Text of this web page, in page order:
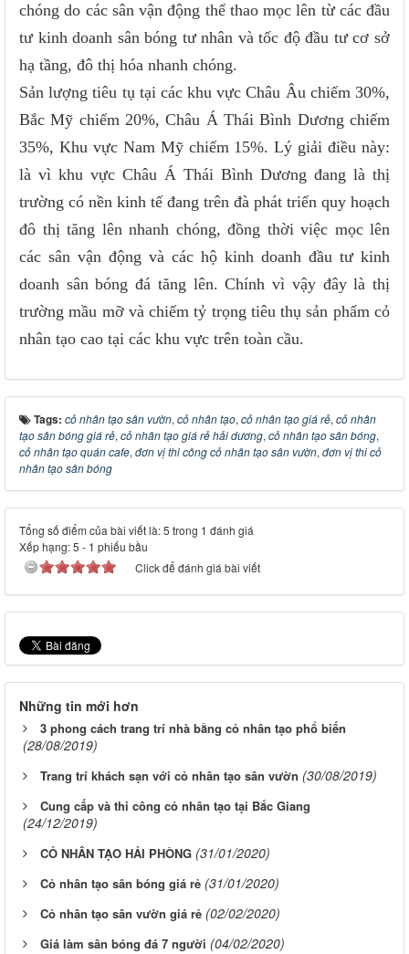
chóng do các sân vận động thể thao mọc lên từ các đầu
tư kinh doanh sân bóng tư nhân và tốc độ đầu tư cơ sở
hạ tầng, đô thị hóa nhanh chóng.
Sản lượng tiêu tụ tại các khu vực Châu Âu chiếm 30%,
Bắc Mỹ chiếm 20%, Châu Á Thái Bình Dương chiếm
35%, Khu vực Nam Mỹ chiếm 15%. Lý giải điều này:
là vì khu vực Châu Á Thái Bình Dương đang là thị
trường có nền kinh tế đang trên đà phát triển quy hoạch
đô thị tăng lên nhanh chóng, đồng thời việc mọc lên
các sân vận động và các hộ kinh doanh đầu tư kinh
doanh sân bóng đá tăng lên. Chính vì vậy đây là thị
trường mầu mỡ và chiếm tỷ trọng tiêu thụ sản phẩm cỏ
nhân tạo cao tại các khu vực trên toàn cầu.
Tags: cỏ nhân tạo sân vườn, cỏ nhân tạo, cỏ nhân tạo giá rẻ, cỏ nhân
tạo sân bóng giá rẻ, cỏ nhân tạo giá rẻ hải dương, cỏ nhân tạo sân bóng,
cỏ nhân tạo quán cafe, đơn vị thi công cỏ nhân tạo sân vườn, đơn vị thi cỏ
nhân tạo sân bóng
Tổng số điểm của bài viết là: 5 trong 1 đánh giá
Xếp hạng:5 - 1 phiếu bầu
Click để đánh giá bài viết
Những tin mới hơn
3 phong cách trang trí nhà bằng cỏ nhân tạo phổ biến
(28/08/2019)
Trang trí khách sạn với cỏ nhân tạo sân vườn (30/08/2019)
Cung cấp và thi công cỏ nhân tạo tại Bắc Giang
(24/12/2019)
CỎ NHÂN TẠO HẢI PHÒNG (31/01/2020)
Cỏ nhân tạo sân bóng giá rẻ (31/01/2020)
Cỏ nhân tạo sân vườn giá rẻ (02/02/2020)
Giá làm sân bóng đá 7 người (04/02/2020)